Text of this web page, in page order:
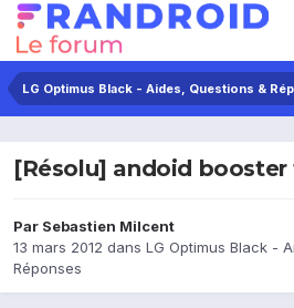
LG Optimus Black - Aides, Questions &
[Résolu] andoid booster
Par Sebastien Milcent
13 mars 2012 dans LG Optimus Black -
Réponses